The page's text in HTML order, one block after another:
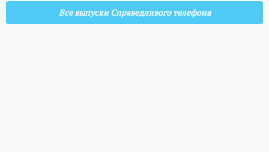
Все выпуски Справедливого телефона